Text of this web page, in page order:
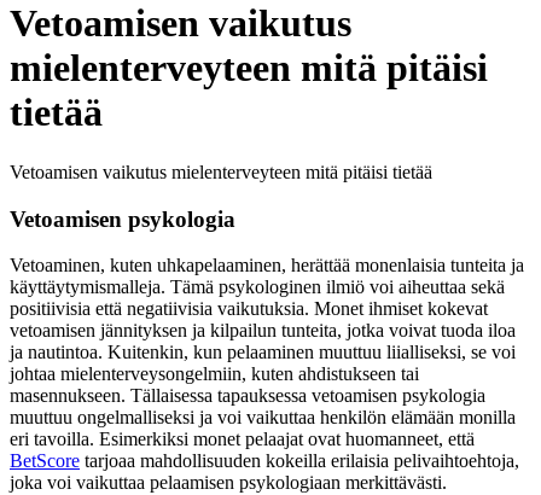
Vetoamisen vaikutus
mielenterveyteen mitä pitäisi
tietää
Vetoamisen vaikutus mielenterveyteen mitä pitäisi tietää
Vetoamisen psykologia
Vetoaminen, kuten uhkapelaaminen, herättää monenlaisia tunteita ja
käyttäytymismalleja. Tämä psykologinen ilmiö voi aiheuttaa sekä
positiivisia että negatiivisia vaikutuksia. Monet ihmiset kokevat
vetoamisen jännityksen ja kilpailun tunteita, jotka voivat tuoda iloa
ja nautintoa. Kuitenkin, kun pelaaminen muuttuu liialliseksi, se voi
johtaa mielenterveysongelmiin, kuten ahdistukseen tai
masennukseen. Tällaisessa tapauksessa vetoamisen psykologia
muuttuu ongelmalliseksi ja voi vaikuttaa henkilön elämään monilla
eri tavoilla. Esimerkiksi monet pelaajat ovat huomanneet, että
BetScore tarjoaa mahdollisuuden kokeilla erilaisia pelivaihtoehtoja,
joka voi vaikuttaa pelaamisen psykologiaan merkittävästi.